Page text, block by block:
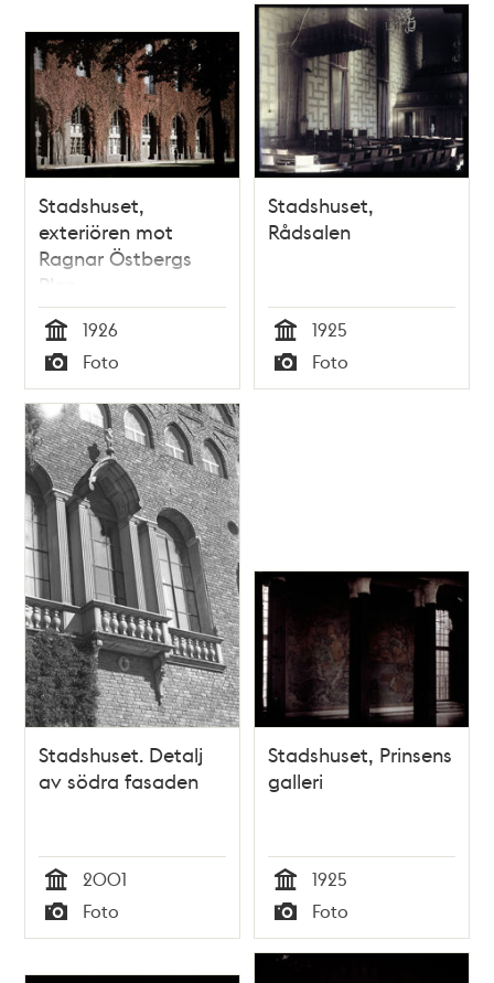
Stadshuset,
exteriören mot
Ragnar Östbergs
Plan.
Tid
1926
Typ
Foto
Stadshuset,
Rådsalen
Tid
1925
Typ
Foto
Stadshuset. Detalj
av södra fasaden
Tid
2001
Typ
Foto
Stadshuset, Prinsens
galleri
Tid
1925
Typ
Foto